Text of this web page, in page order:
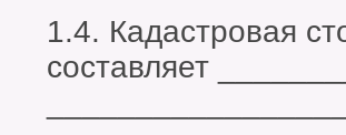
1.4. Кадастровая
составляет